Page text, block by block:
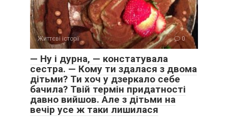
Життєві історії 0
— Ну і дурна, — констатувала
сестра. — Кому ти здалася з двома
дітьми? Ти хоч у дзеркало себе
бачила? Твій термін придатності
давно вийшов. Але з дітьми на
вечір усе ж таки лишилася